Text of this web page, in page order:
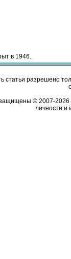
в 1946.
статьи разрешено
© 2007-2026
личности и